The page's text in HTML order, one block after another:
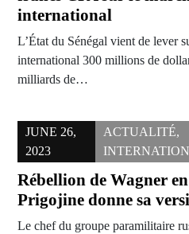
international
L’État du Sénégal vient de lever
international 300 millions de
milliards de…
JUNE 26,
2023
ACTUALITÉ,
Rébellion de Wagner
Prigojine donne sa
Le chef du groupe paramilitaire